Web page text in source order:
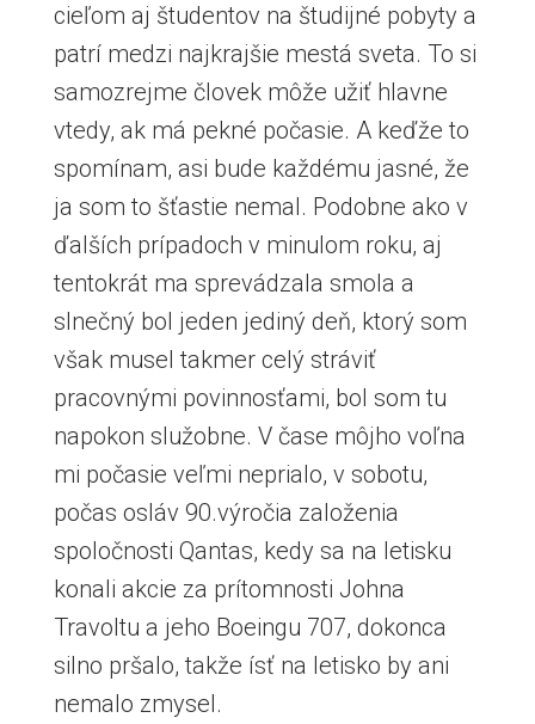
cieľom aj študentov na študijné pobyty a
patrí medzi najkrajšie mestá sveta. To si
samozrejme človek môže užiť hlavne
vtedy, ak má pekné počasie. A keďže to
spomínam, asi bude každému jasné, že
ja som to šťastie nemal. Podobne ako v
ďalších prípadoch v minulom roku, aj
tentokrát ma sprevádzala smola a
slnečný bol jeden jediný deň, ktorý som
však musel takmer celý stráviť
pracovnými povinnosťami, bol som tu
napokon služobne. V čase môjho voľna
mi počasie veľmi neprialo, v sobotu,
počas osláv 90.výročia založenia
spoločnosti Qantas, kedy sa na letisku
konali akcie za prítomnosti Johna
Travoltu a jeho Boeingu 707, dokonca
silno pršalo, takže ísť na letisko by ani
nemalo zmysel.